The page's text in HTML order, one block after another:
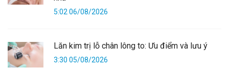
5:02 06/08/2026
Lăn kim trị lỗ chân lông to: Ưu điểm và lưu ý
3:30 05/08/2026